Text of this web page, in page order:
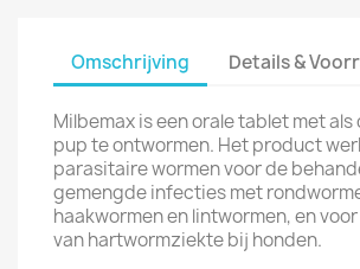
Omschrijving Details &
Milbemax is een orale tablet met als
pup te ontwormen. Het product
parasitaire wormen voor de
gemengde infecties met
haakwormen en lintwormen, en
van hartwormziekte bij honden.